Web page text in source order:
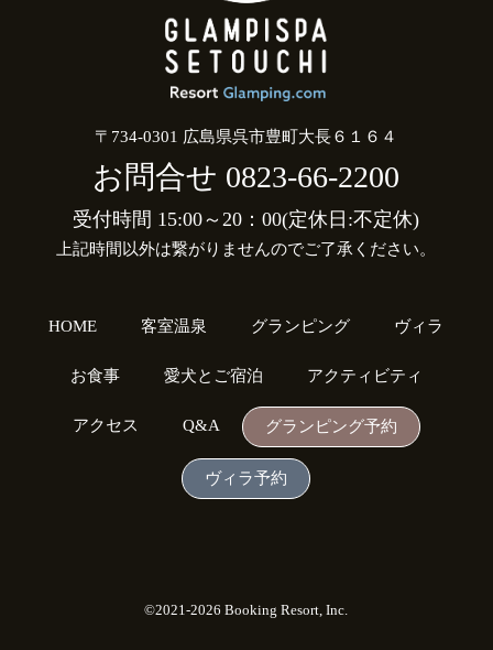
〒734-0301 広島県呉市豊町大長６１６４
お問合せ 0823-66-2200
受付時間 15:00～20：00(定休日:不定休)
上記時間以外は繋がりませんのでご了承ください。
HOME 客室温泉 グランピング ヴィラ
お食事 愛犬とご宿泊 アクティビティ
アクセス Q&A グランピング予約
ヴィラ予約
©2021-2026 Booking Resort, Inc.